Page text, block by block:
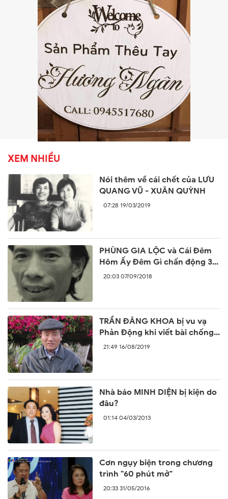
XEM NHIỀU
Nói thêm về cái chết của LƯU
QUANG VŨ - XUÂN QUỲNH
07:28 19/03/2019
PHÙNG GIA LỘC và Cái Đêm
Hôm Ấy Đêm Gì chấn động 30
năm trước
20:03 07/09/2018
TRẦN ĐĂNG KHOA bị vu vạ
Phản Động khi viết bài chống
lại sự ngang ngược của Trung
21:49 16/08/2019
Nhà báo MINH DIỆN bị kiện do
đâu?
01:14 04/03/2013
Cơn ngụy biện trong chương
trình "60 phút mở"
20:33 31/05/2016